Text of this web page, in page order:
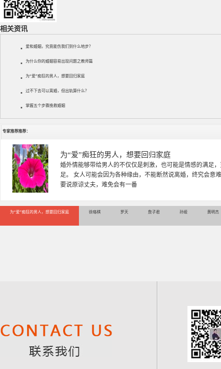
相关资讯
爱和婚姻，究竟能伤我们到什么地步？
为什么你的婚姻容易出现问题之教师篇
为“爱”痴狂的男人，想要回归家庭
过不下去可以离婚，但出轨算什么？
掌握五个步骤挽救婚姻
专家推荐推荐：
徐珞棋
徐珞棋，婚姻家庭咨询师，毕业于重庆师范大学心理学专业
多年，对婚姻情感分析、恋爱择偶、夫妻关系，情感挽回、
千小时，积累了丰富的咨
为“爱”痴狂的男人，想要回归家庭 徐珞棋 罗天 詹子君 孙娅 黄明杰